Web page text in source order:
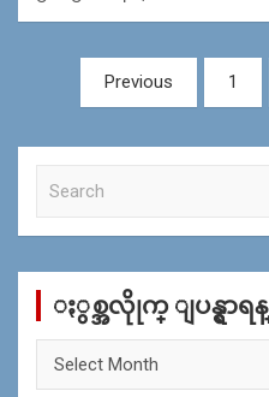
navigation
Previous 1
c
ႏွစ္အလိုုက္ ျပန္ရွာရန္